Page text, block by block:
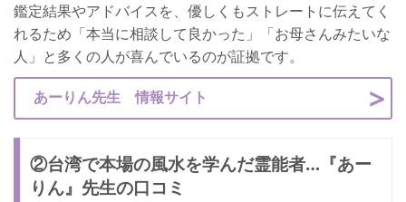
鑑定結果やアドバイスを、優しくもストレートに伝えてく
れるため「本当に相談して良かった」「お母さんみたいな
人」と多くの人が喜んでいるのが証拠です。
あーりん先生 情報サイト
②台湾で本場の風水を学んだ霊能者…『あー
りん』先生の口コミ